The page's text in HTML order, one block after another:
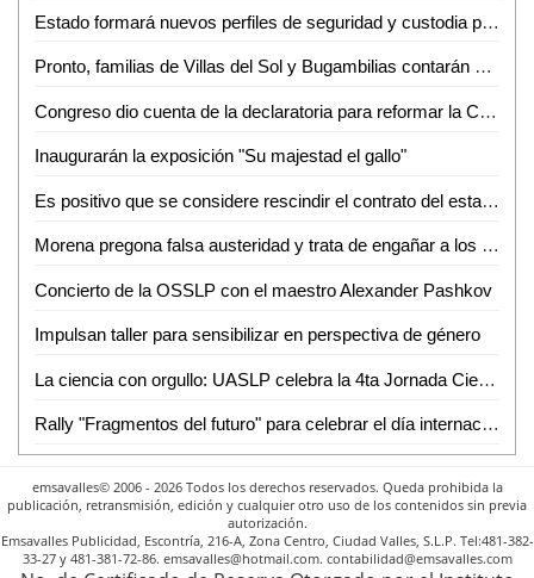
Estado formará nuevos perfiles de seguridad y custodia penitenciaria
Pronto, familias de Villas del Sol y Bugambilias contarán con novedosos parques recreativos
Congreso dio cuenta de la declaratoria para reformar la Constitución Política del Estado en materia de interrupción legal del embarazo
Inaugurarán la exposición "Su majestad el gallo"
Es positivo que se considere rescindir el contrato del estado con la empresa que opera el acueducto de la presa El Realito
Morena pregona falsa austeridad y trata de engañar a los ciudadanos: PRI
Concierto de la OSSLP con el maestro Alexander Pashkov
Impulsan taller para sensibilizar en perspectiva de género
La ciencia con orgullo: UASLP celebra la 4ta Jornada Científica del Orgullo LGBTIQ+
Rally "Fragmentos del futuro" para celebrar el día internacional de los museos
emsavalles© 2006 - 2026 Todos los derechos reservados. Queda prohibida la
publicación, retransmisión, edición y cualquier otro uso de los contenidos sin previa
autorización.
Emsavalles Publicidad, Escontría, 216-A, Zona Centro, Ciudad Valles, S.L.P. Tel:481-382-
33-27 y 481-381-72-86. emsavalles@hotmail.com. contabilidad@emsavalles.com